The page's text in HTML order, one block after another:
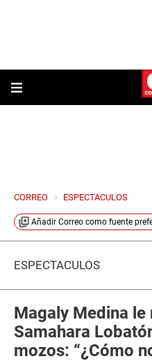
CORREO > ESPECTACULOS
Añadir Correo como fuente
ESPECTÁCULOS
Magaly Medina le
Samahara
mozos: “¿Cómo